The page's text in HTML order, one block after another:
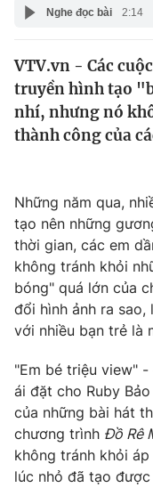
Y tế
Thế giới
Tin tức
Thế giới đó đây
Kinh tế
Thị trường
Góc doanh nghiệp
Truyền hình
Phim VTV
Hậu trường
Nhân vật
Khán giả
Giải sao mai
Giải trí
Điện ảnh
Sao
Đời sống
Du lịch
Làm đẹp
Chất lượng cuộc
Giáo dục
Tuyển sinh
Học trực tuyến
Công nghệ
Hitech Công nghệ
Giao lưu trực
Nghe đọc bài 2:14
VTV.vn - Các
truyền hình tạo
nhí, nhưng nó
thành công của
Những năm qua,
tạo nên những
thời gian, các em
không tránh khỏi
bóng" quá lớn của
đổi hình ảnh ra
với nhiều bạn trẻ là
"Em bé triệu view"
ái đặt cho Ruby
của những bài hát
chương trình Đồ Rê
không tránh khỏi
lúc nhỏ đã tạo